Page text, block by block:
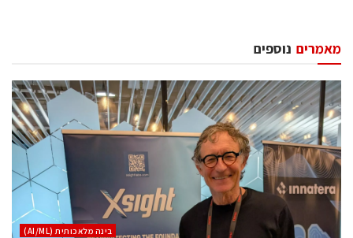
נוספים מאמרים
בינה מלאכותית (AI/ML)